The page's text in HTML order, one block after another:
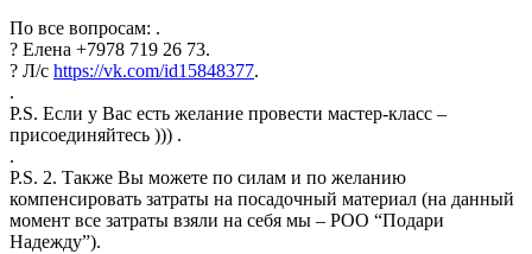
По все вопросам: .
? Елена +7978 719 26 73.
? Л/с https://vk.com/id15848377.
.
P.S. Если у Вас есть желание провести мастер-класс –
присоединяйтесь ))) .
.
P.S. 2. Также Вы можете по силам и по желанию
компенсировать затраты на посадочный материал (на данный
момент все затраты взяли на себя мы – РОО “Подари
Надежду”).